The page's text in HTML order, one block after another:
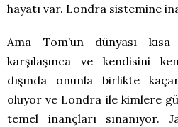
hayatı var. Londra sistemine
Ama Tom’un dünyası
karşılaşınca ve kendisini
dışında onunla birlikte
oluyor ve Londra ile kimlere
temel inançları sınanıyor.